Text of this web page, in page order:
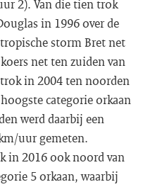
2). Van die tien trok
in 1996 over de
storm Bret net
net ten zuiden van
in 2004 ten noorden
categorie orkaan
werd daarbij een
uur gemeten.
in 2016 ook noord van
5 orkaan, waarbij